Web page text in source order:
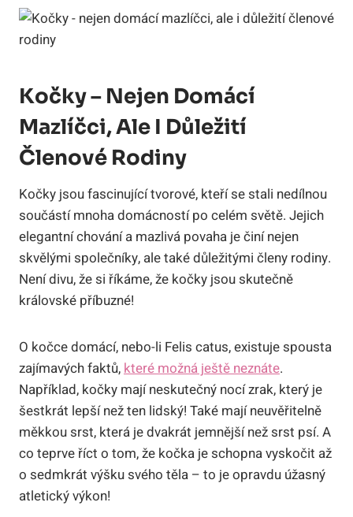
Kočky – Nejen Domácí
Mazlíčci, Ale I Důležití
Členové Rodiny
Kočky jsou fascinující tvorové, kteří se stali nedílnou
součástí mnoha domácností po celém světě. Jejich
elegantní chování a mazlivá povaha je činí nejen
skvělými společníky, ale také důležitými členy rodiny.
Není divu, že si říkáme, že kočky jsou skutečně
královské příbuzné!
O kočce domácí, nebo-li Felis catus, existuje spousta
zajímavých faktů, které možná ještě neznáte.
Například, kočky mají neskutečný nocí zrak, který je
šestkrát lepší než ten lidský! Také mají neuvěřitelně
měkkou srst, která je dvakrát jemnější než srst psí. A
co teprve říct o tom, že kočka je schopna vyskočit až
o sedmkrát výšku svého těla – to je opravdu úžasný
atletický výkon!